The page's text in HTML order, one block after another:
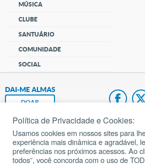
MÚSICA
CLUBE
SANTUÁRIO
COMUNIDADE
SOCIAL
DAI-ME ALMAS
DOAR
Fundação João Paulo II
Pedido de Oração
Política de Privacidade e Cookies:
Usamos cookies em nossos sites para
experiência mais dinâmica e agradável,
preferências nos próximos acessos. Ao
todos”, você concorda com o uso de